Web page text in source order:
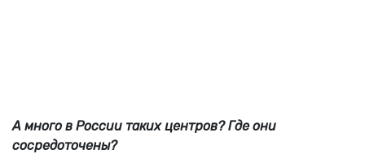
А много в России таких центров? Где они
сосредоточены?